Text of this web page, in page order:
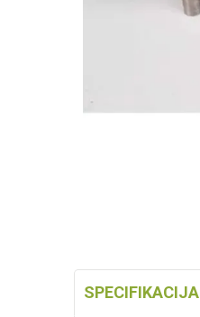
SPECIFIKACIJA